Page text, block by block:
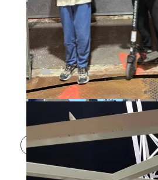
24 janvier 2024 : les 1ers
Colbert ®Ports de Normandie
Read More